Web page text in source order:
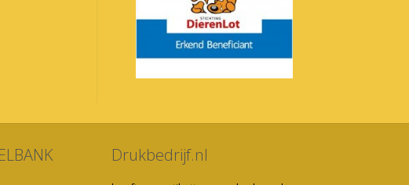
Drukbedrijf.nl